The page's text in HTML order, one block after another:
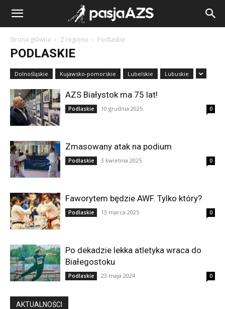
Strona główna Z regionu Podlaskie
PODLASKIE
Dolnośląskie Kujawsko-pomorskie Lubelskie Lubuskie
AZS Białystok ma 75 lat!
Podlaskie 10 grudnia 2025 0
Zmasowany atak na podium
Podlaskie 3 kwietnia 2025 0
Faworytem będzie AWF. Tylko który?
Podlaskie 13 marca 2025 0
Po dekadzie lekka atletyka wraca do
Białegostoku
Podlaskie 23 maja 2024 0
AKTUALNOŚCI